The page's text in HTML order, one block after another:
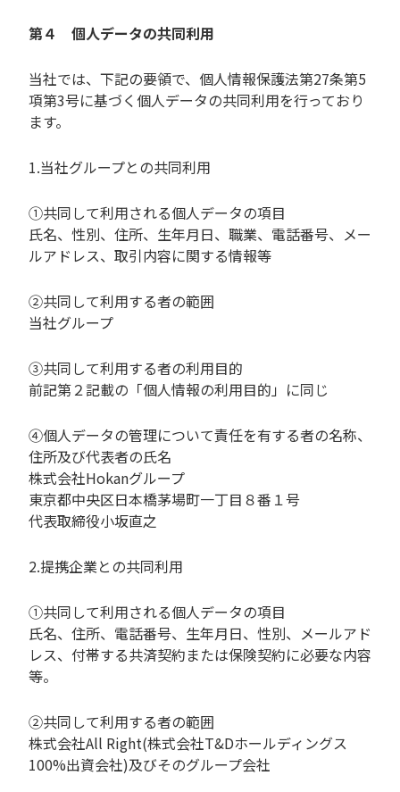
第４ 個人データの共同利用
当社では、下記の要領で、個人情報保護法第27条第5
項第3号に基づく個人データの共同利用を行っており
ます。
1.当社グループとの共同利用
①共同して利用される個人データの項目
氏名、性別、住所、生年月日、職業、電話番号、メー
ルアドレス、取引内容に関する情報等
②共同して利用する者の範囲
当社グループ
③共同して利用する者の利用目的
前記第２記載の「個人情報の利用目的」に同じ
④個人データの管理について責任を有する者の名称、
住所及び代表者の氏名
株式会社Hokanグループ
東京都中央区日本橋茅場町一丁目８番１号
代表取締役小坂直之
2.提携企業との共同利用
①共同して利用される個人データの項目
氏名、住所、電話番号、生年月日、性別、メールアド
レス、付帯する共済契約または保険契約に必要な内容
等。
②共同して利用する者の範囲
株式会社All Right(株式会社T&Dホールディングス
100%出資会社)及びそのグループ会社